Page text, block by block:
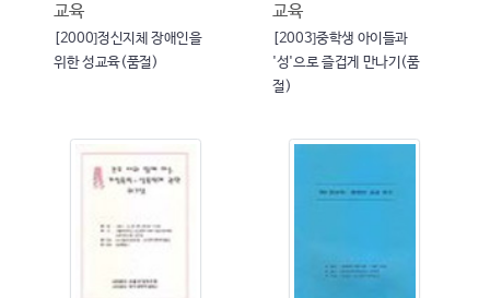
교육
[2000]정신지체 장애인을
위한 성교육(품절)
교육
[2003]중학생 아이들과
'성'으로 즐겁게 만나기(품
절)